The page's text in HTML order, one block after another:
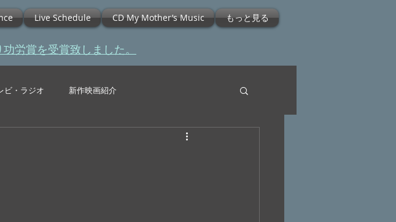
Live Schedule CD My Mother’s Music もっと見る
労賞を受賞致しました。
ビ・ラジオ 新作映画紹介